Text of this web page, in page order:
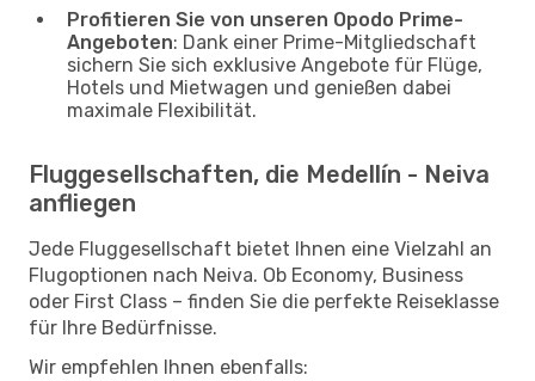
Profitieren Sie von unseren Opodo Prime-
Angeboten: Dank einer Prime-Mitgliedschaft
sichern Sie sich exklusive Angebote für Flüge,
Hotels und Mietwagen und genießen dabei
maximale Flexibilität.
Fluggesellschaften, die Medellín - Neiva
anfliegen
Jede Fluggesellschaft bietet Ihnen eine Vielzahl an
Flugoptionen nach Neiva. Ob Economy, Business
oder First Class – finden Sie die perfekte Reiseklasse
für Ihre Bedürfnisse.
Wir empfehlen Ihnen ebenfalls: